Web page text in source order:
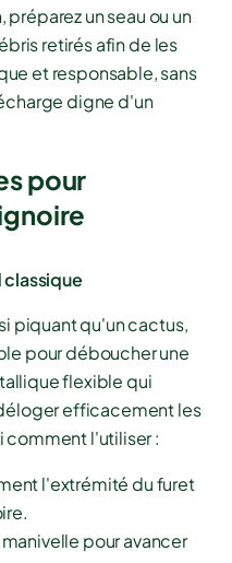
un seau ou un
retirés afin de les
et responsable, sans
digne d'un
pour
classique
piquant qu'un cactus,
pour déboucher une
flexible qui
efficacement les
comment l'utiliser :
l'extrémité du furet
pour avancer